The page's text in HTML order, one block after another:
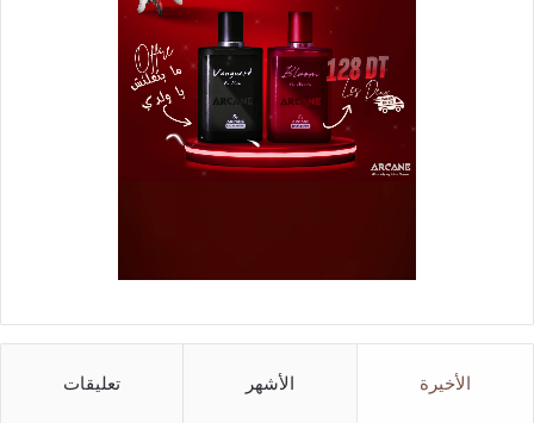
الأخيرة الأشهر تعليقات